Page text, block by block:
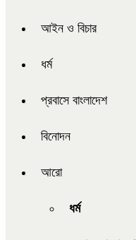
আইন ও বিচার
ধর্ম
প্রবাসে বাংলাদেশ
বিনোদন
আরো
ধর্ম